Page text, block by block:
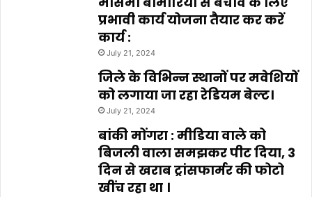
प्रभावी कार्य योजना तैयार कर करें
कार्य :
July 21, 2024
जिले के विभिन्न स्थानों पर मवेशियों
को लगाया जा रहा रेडियम बेल्ट।
July 21, 2024
बांकी मोंगरा : मीडिया वाले को
बिजली वाला समझकर पीट दिया, 3
दिन से खराब ट्रांसफार्मर की फोटो
खींच रहा था ।